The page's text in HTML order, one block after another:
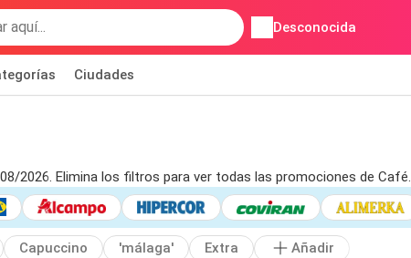
Desconocida
Ciudades
2026. Elimina los filtros para ver todas las promociones de Café.
Capuccino 'málaga' Extra
Añadir